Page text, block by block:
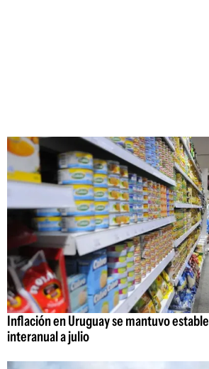
Inflación en Uruguay se mantuvo
interanual a julio